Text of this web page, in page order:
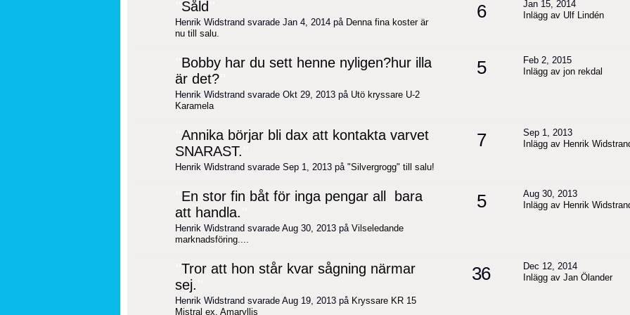
Såld
Henrik Widstrand svarade Jan 4, 2014 på Denna fina koster är
nu till salu.
6
Jan 15, 2014
Inlägg av Ulf Lindén
Bobby har du sett henne nyligen?hur illa
är det?
Henrik Widstrand svarade Okt 29, 2013 på Utö kryssare U-2
Karamela
5
Feb 2, 2015
Inlägg av jon rekdal
Annika börjar bli dax att kontakta varvet
SNARAST.
Henrik Widstrand svarade Sep 1, 2013 på "Silvergrogg" till salu!
7
Sep 1, 2013
Inlägg av Henrik
En stor fin båt för inga pengar all bara
att handla.
Henrik Widstrand svarade Aug 30, 2013 på Vilseledande
marknadsföring....
5
Aug 30, 2013
Inlägg av Henrik
Tror att hon står kvar sågning närmar
sej.
Henrik Widstrand svarade Aug 19, 2013 på Kryssare KR 15
Mistral ex. Amaryllis
36
Dec 12, 2014
Inlägg av Jan Ölander